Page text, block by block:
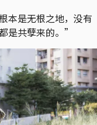
本是无根之地，没有
是共孽来的。”